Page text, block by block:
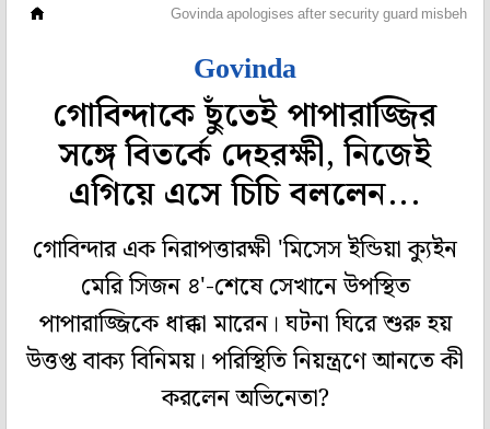
Govinda apologises after security guard
Govinda
গোবিন্দাকে ছুঁতেই পাপারাজ্জির
সঙ্গে বিতর্কে দেহরক্ষী, নিজেই
এগিয়ে এসে চিচি বললেন...
গোবিন্দার এক নিরাপত্তারক্ষী 'মিসেস ইন্ডিয়া ক্যুইন
মেরি সিজন ৪'-শেষে সেখানে উপস্থিত
পাপারাজ্জিকে ধাক্কা মারেন। ঘটনা ঘিরে শুরু হয়
উত্তপ্ত বাক্য বিনিময়। পরিস্থিতি নিয়ন্ত্রণে আনতে কী
করলেন অভিনেতা?